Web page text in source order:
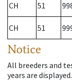
CH
51
CH 51
Notice
All breeders and
years are displayed.